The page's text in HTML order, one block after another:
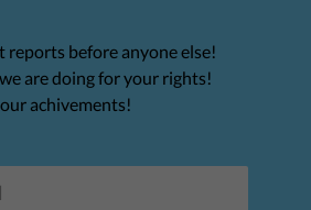
reports before anyone else!
are doing for your rights!
achivements!